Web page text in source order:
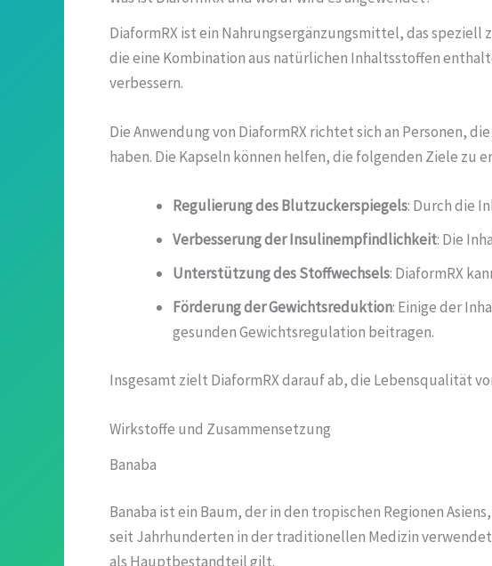
DiaformRX ist ein Nahrungsergänzungsmittel, das
die eine Kombination aus natürlichen Inhaltsstoffen
verbessern.
Die Anwendung von DiaformRX richtet sich an Personen,
haben. Die Kapseln können helfen, die folgenden Ziele zu
Regulierung des Blutzuckerspiegels: Durch die
Verbesserung der Insulinempfindlichkeit: Die
Unterstützung des Stoffwechsels: DiaformRX
Förderung der Gewichtsreduktion: Einige der
gesunden Gewichtsregulation beitragen.
Insgesamt zielt DiaformRX darauf ab, die Lebensqualität
Wirkstoffe und Zusammensetzung
Banaba
Banaba ist ein Baum, der in den tropischen Regionen
seit Jahrhunderten in der traditionellen Medizin
als Hauptbestandteil gilt.